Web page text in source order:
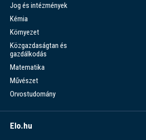
Jog és intézmények
Kémia
Környezet
Közgazdaságtan és
gazdálkodás
Matematika
Művészet
Orvostudomány
Elo.hu